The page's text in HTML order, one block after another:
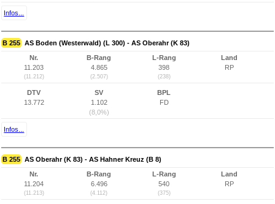
Infos...
B 255 AS Boden (Westerwald) (L 300) - AS Oberahr (K 83)
Nr.
11.203
(11.212)
B-Rang
4.865
(2.507)
L-Rang
398
(238)
Land
RP
DTV
13.772
SV
1.102
(8,0%)
BPL
FD
Infos...
B 255 AS Oberahr (K 83) - AS Hahner Kreuz (B 8)
Nr.
11.204
(11.213)
B-Rang
6.496
(4.112)
L-Rang
540
(375)
Land
RP